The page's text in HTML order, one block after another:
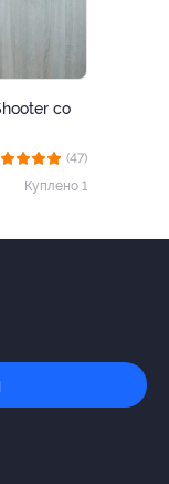
со
(47)
Куплено 1